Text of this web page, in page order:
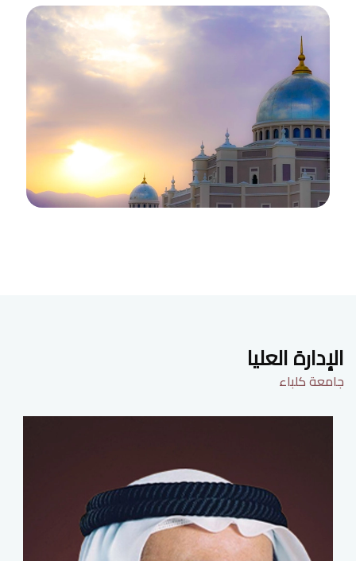
الإدارة العليا
جامعة كلباء